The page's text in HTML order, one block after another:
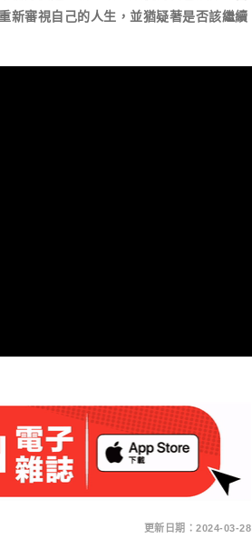
新審視自己的人生，並猶疑著是否該繼續
更新日期：2024-03-28